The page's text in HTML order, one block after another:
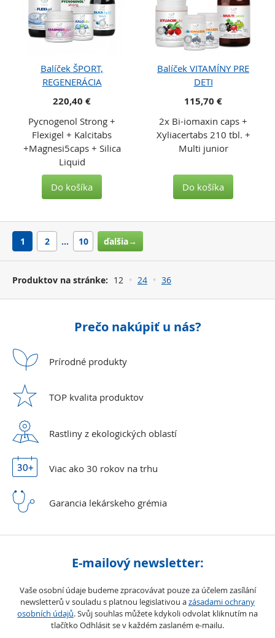
Balíček ŠPORT,
REGENERÁCIA
220,40 €
Pycnogenol Strong +
Flexigel + Kalcitabs
+Magnesi5caps + Silica
Liquid
Do košíka
Balíček VITAMÍNY PRE
DETI
115,70 €
2x Bi-iomaxin caps +
Xyliacertabs 210 tbl. +
Multi junior
Do košíka
1 2 … 10 ďalšia→
Produktov na stránke: 12 24 36
Prečo nakúpiť u nás?
Prírodné produkty
TOP kvalita produktov
Rastliny z ekologických oblastí
Viac ako 30 rokov na trhu
Garancia lekárskeho grémia
E-mailový newsletter:
Vaše osobní údaje budeme zpracovávat pouze za účelem zasílání
newsletterů v souladu s platnou legislativou azásadami ochrany
osobních údajů. Svůj souhlas můžete kdykoli odvolat kliknutím na
tlačítko Odhlásit se v každém zaslaném e-mailu.